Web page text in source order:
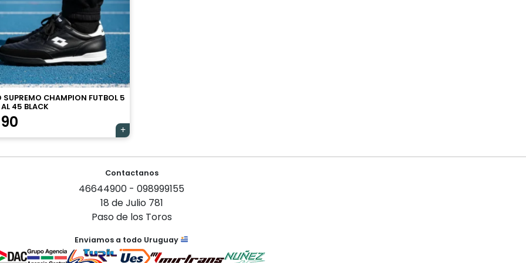
SUPREMO CHAMPION FUTBOL 5
AL 45 BLACK
Contactanos
46644900 - 098999155
18 de Julio 781
Paso de los Toros
Enviamos a todo Uruguay
automáticamente.